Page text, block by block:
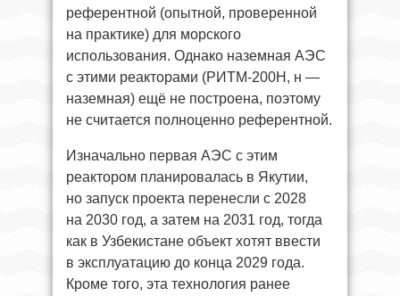
референтной (опытной, проверенной
на практике) для морского
использования. Однако наземная АЭС
с этими реакторами (РИТМ-200Н, н —
наземная) ещё не построена, поэтому
не считается полноценно референтной.
Изначально первая АЭС с этим
реактором планировалась в Якутии,
но запуск проекта перенесли с 2028
на 2030 год, а затем на 2031 год, тогда
как в Узбекистане объект хотят ввести
в эксплуатацию до конца 2029 года.
Кроме того, эта технология ранее